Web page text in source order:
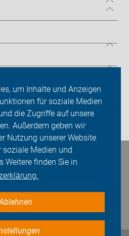
um Inhalte und Anzeigen
für soziale Medien
die Zugriffe auf unsere
Außerdem geben wir
Nutzung unserer Website
soziale Medien und
Weitere finden Sie in